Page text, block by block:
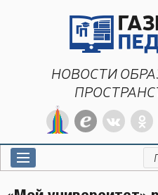
НОВОСТИ